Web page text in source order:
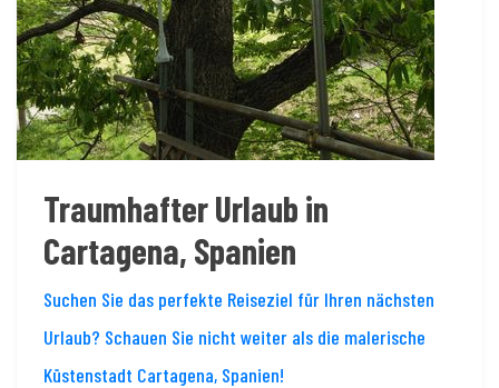
Traumhafter Urlaub in
Cartagena, Spanien
Suchen Sie das perfekte Reiseziel für Ihren nächsten
Urlaub? Schauen Sie nicht weiter als die malerische
Küstenstadt Cartagena, Spanien!